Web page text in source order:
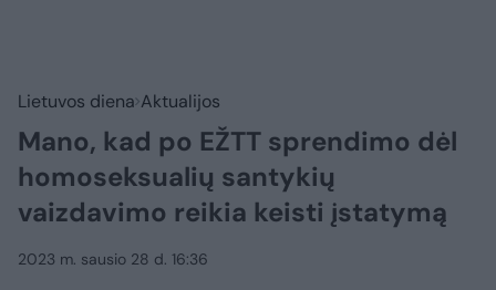
Lietuvos diena Aktualijos
Mano, kad po EŽTT sprendimo dėl
homoseksualių santykių
vaizdavimo reikia keisti įstatymą
2023 m. sausio 28 d. 16:36